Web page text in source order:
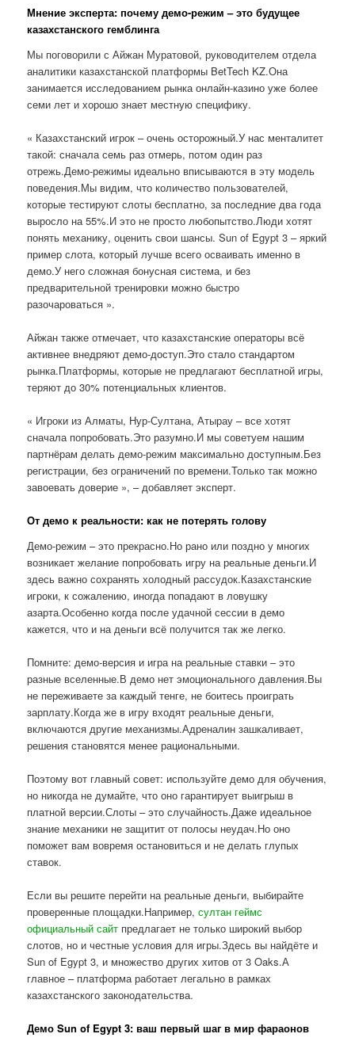
Мнение эксперта: почему демо-режим – это будущее
казахстанского гемблинга
Мы поговорили с Айжан Муратовой, руководителем отдела
аналитики казахстанской платформы BetTech KZ.Она
занимается исследованием рынка онлайн-казино уже более
семи лет и хорошо знает местную специфику.
« Казахстанский игрок – очень осторожный.У нас менталитет
такой: сначала семь раз отмерь, потом один раз
отрежь.Демо-режимы идеально вписываются в эту модель
поведения.Мы видим, что количество пользователей,
которые тестируют слоты бесплатно, за последние два года
выросло на 55%.И это не просто любопытство.Люди хотят
понять механику, оценить свои шансы. Sun of Egypt 3 – яркий
пример слота, который лучше всего осваивать именно в
демо.У него сложная бонусная система, и без
предварительной тренировки можно быстро
разочароваться ».
Айжан также отмечает, что казахстанские операторы всё
активнее внедряют демо-доступ.Это стало стандартом
рынка.Платформы, которые не предлагают бесплатной игры,
теряют до 30% потенциальных клиентов.
« Игроки из Алматы, Нур-Султана, Атырау – все хотят
сначала попробовать.Это разумно.И мы советуем нашим
партнёрам делать демо-режим максимально доступным.Без
регистрации, без ограничений по времени.Только так можно
завоевать доверие », – добавляет эксперт.
От демо к реальности: как не потерять голову
Демо-режим – это прекрасно.Но рано или поздно у многих
возникает желание попробовать игру на реальные деньги.И
здесь важно сохранять холодный рассудок.Казахстанские
игроки, к сожалению, иногда попадают в ловушку
азарта.Особенно когда после удачной сессии в демо
кажется, что и на деньги всё получится так же легко.
Помните: демо-версия и игра на реальные ставки – это
разные вселенные.В демо нет эмоционального давления.Вы
не переживаете за каждый тенге, не боитесь проиграть
зарплату.Когда же в игру входят реальные деньги,
включаются другие механизмы.Адреналин зашкаливает,
решения становятся менее рациональными.
Поэтому вот главный совет: используйте демо для обучения,
но никогда не думайте, что оно гарантирует выигрыш в
платной версии.Слоты – это случайность.Даже идеальное
знание механики не защитит от полосы неудач.Но оно
поможет вам вовремя остановиться и не делать глупых
ставок.
Если вы решите перейти на реальные деньги, выбирайте
проверенные площадки.Например,султан геймс
официальный сайт предлагает не только широкий выбор
слотов, но и честные условия для игры.Здесь вы найдёте и
Sun of Egypt 3, и множество других хитов от 3 Oaks.А
главное – платформа работает легально в рамках
казахстанского законодательства.
Демо Sun of Egypt 3: ваш первый шаг в мир фараонов